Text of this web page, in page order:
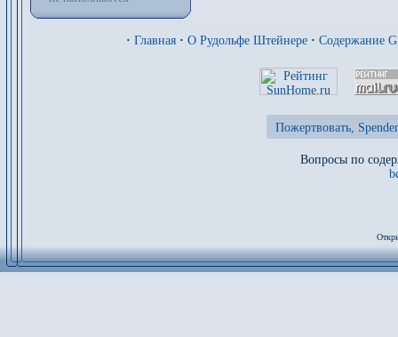
· Главная · О Рудольфе Штейнере · Содержание
Пожертвовать,
Вопросы по